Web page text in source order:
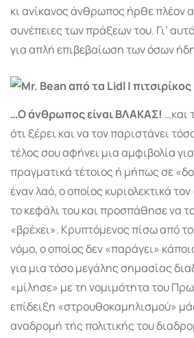
κι ανίκανος άνθρωπος ήρθε πλέον
συνέπειες των πράξεων του. Γι’
για απλή επιβεβαίωση των όσων
…Ο άνθρωπος είναι ΒΛΑΚΑΣ! …και
ότι ξέρει και να τον παριστάνει
τέλος σου αφήνει μια αμφιβολία για
πραγματικά τέτοιος ή μήπως σε
έναν λαό, ο οποίος κυριολεκτικά
το κεφάλι του και προσπάθησε να
«βρέχει». Κρυπτόμενος πίσω από
νόμο, ο οποίος δεν «παράγει»
για μια τόσο μεγάλης σημασίας
«μίλησε» με τη νομιμότητα του
επίδειξη «στρουθοκαμηλισμού»
αναδρομή τής πολιτικής του